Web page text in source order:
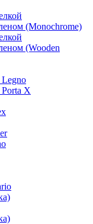
(Monochrome)
(Wooden
X